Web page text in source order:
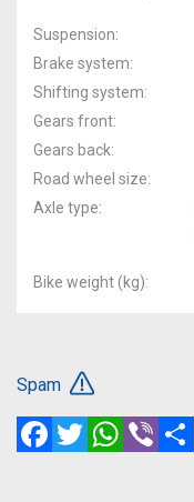
Suspension
Brake system
Shifting system
Gears front
Gears back
Road wheel size
Axle type
Bike weight (kg)
Spam
FacebookTwitterWhatsApp
Viber